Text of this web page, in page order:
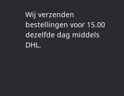
Wij verzenden
bestellingen voor 15.00
dezelfde dag middels
DHL.